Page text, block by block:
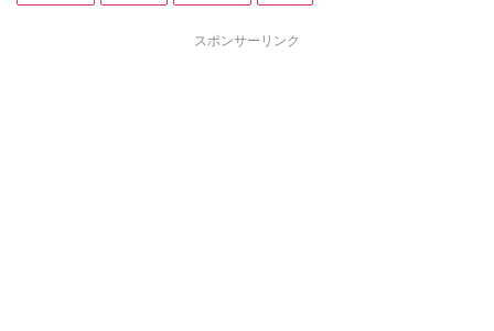
スポンサーリンク